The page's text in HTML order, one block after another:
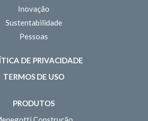
Inovação
Sustentabilidade
Pessoas
DE PRIVACIDADE
TERMOS DE USO
PRODUTOS